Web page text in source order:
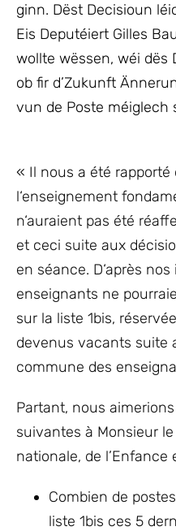
ginn. Dëst Decisioun
Eis Deputéiert Gilles
wollte wëssen, wéi dës
ob fir d’Zukunft
vun de Poste méiglech
« Il nous a été rapporté
l‘enseignement
n‘auraient pas été
et ceci suite aux
en séance. D‘après
enseignants ne
sur la liste 1bis,
devenus vacants suite
commune des
Partant, nous
suivantes à Monsieur
nationale, de l’Enfance
Combien de
liste 1bis ces 5